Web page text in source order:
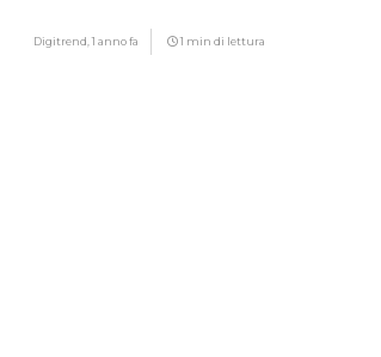
Digitrend,1 anno fa 1 min di lettura